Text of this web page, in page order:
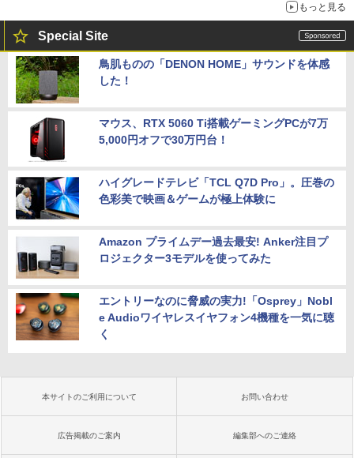
もっと見る
Special Site
鳥肌ものの「DENON HOME」サウンドを体感
した！
マウス、RTX 5060 Ti搭載ゲーミングPCが7万
5,000円オフで30万円台！
ハイグレードテレビ「TCL Q7D Pro」。圧巻の
色彩美で映画＆ゲームが極上体験に
Amazon プライムデー過去最安! Anker注目プ
ロジェクター3モデルを使ってみた
エントリーなのに脅威の実力!「Osprey」Nobl
e Audioワイヤレスイヤフォン4機種を一気に聴
く
本サイトのご利用について お問い合わせ
広告掲載のご案内 編集部へのご連絡